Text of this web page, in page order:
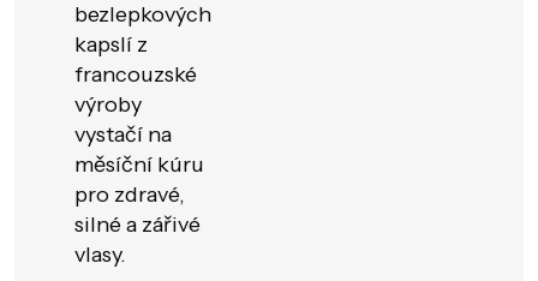
bezlepkových
kapslí z
francouzské
výroby
vystačí na
měsíční kúru
pro zdravé,
silné a zářivé
vlasy.